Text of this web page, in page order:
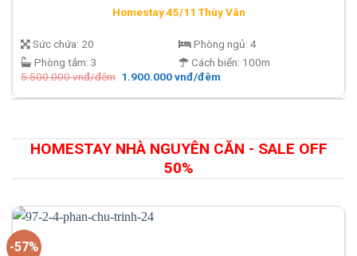
Homestay 45/11 Thùy Vân
Sức chứa: 20
Phòng tắm: 3
Phòng ngủ: 4
Cách biển: 100m
5.500.000vnđ/đêm Giá
là:
1.900.000vnđ/đêmGiá
tại
HOMESTAY NHÀ NGUYÊN CĂN - SALE OFF
50%
-57%